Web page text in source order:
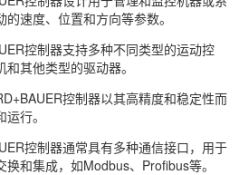
速度、位置和方向等参数。
控制器支持多种不同类型的运动控
其他类型的驱动器。
控制器以其高精度和稳定性而
行。
控制器通常具有多种通信接口，用于
和集成，如Modbus、Profibus等。